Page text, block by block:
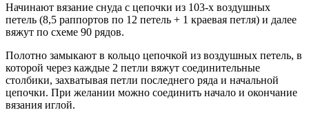
Начинают вязание снуда с цепочки из 103-х воздушных
петель (8,5 раппортов по 12 петель + 1 краевая петля) и далее
вяжут по схеме 90 рядов.
Полотно замыкают в кольцо цепочкой из воздушных петель, в
которой через каждые 2 петли вяжут соединительные
столбики, захватывая петли последнего ряда и начальной
цепочки. При желании можно соединить начало и окончание
вязания иглой.